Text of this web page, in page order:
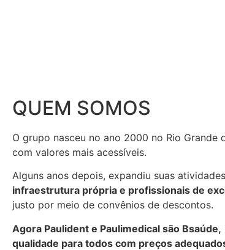
QUEM SOMOS
O grupo nasceu no ano 2000 no Rio
com valores mais acessíveis.
Alguns anos depois, expandiu suas
infraestrutura própria e profissionais de
justo por meio de convênios de descontos.
Agora Paulident e Paulimedical são Bsaúde,
qualidade para todos com preços